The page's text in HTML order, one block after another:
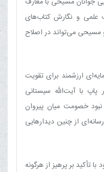
علمی و نگارش کتاب‌های
مسیحی می‌تواند در اصلاح
ارزشمند برای تقویت
پاپ با آیت‌الله سیستانی
خصومت میان پیروان
از چنین دیدارهایی
تأکید بر پرهیز از هرگونه